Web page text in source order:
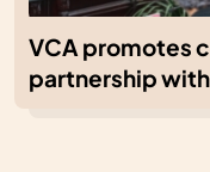
VCA promotes
partnership